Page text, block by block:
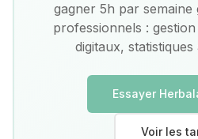
gagner 5h par semaine
professionnels :
digitaux, statistiques
Essayer
Voir les